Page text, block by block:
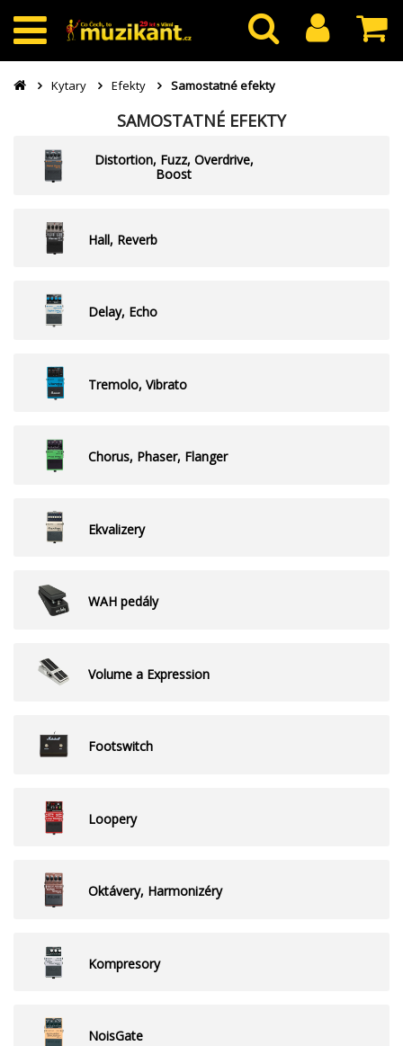
Kytary Efekty Samostatné efekty
SAMOSTATNÉ EFEKTY
Distortion, Fuzz, Overdrive,
Boost
Hall, Reverb
Delay, Echo
Tremolo, Vibrato
Chorus, Phaser, Flanger
Ekvalizery
WAH pedály
Volume a Expression
Footswitch
Loopery
Oktávery, Harmonizéry
Kompresory
NoisGate